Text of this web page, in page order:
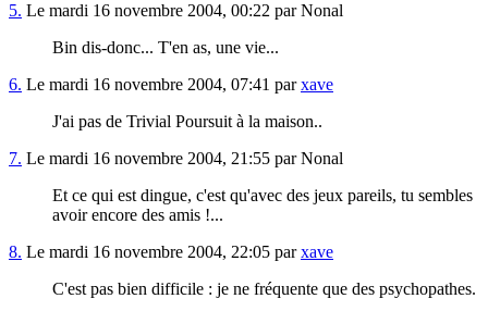
5. Le mardi 16 novembre 2004, 00:22 par Nonal
Bin dis-donc... T'en as, une vie...
6. Le mardi 16 novembre 2004, 07:41 parxave
J'ai pas de Trivial Poursuit à la maison..
7. Le mardi 16 novembre 2004, 21:55 par Nonal
Et ce qui est dingue, c'est qu'avec des jeux pareils, tu sembles
avoir encore des amis !...
8. Le mardi 16 novembre 2004, 22:05 parxave
C'est pas bien difficile : je ne fréquente que des psychopathes.